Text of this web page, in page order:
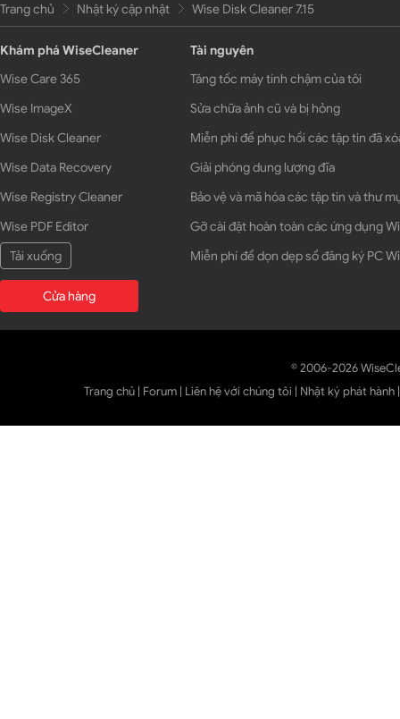
Trang chủ Nhật ký cập nhật Wise Disk Cleaner 7.15
Khám phá WiseCleaner
Wise Care 365
Wise ImageX
Wise Disk Cleaner
Wise Data Recovery
Wise Registry Cleaner
Wise PDF Editor
Tải xuống
Cửa hàng
Tài nguyên
Tăng tốc máy tính chậm của tôi
Sửa chữa ảnh cũ và bị hỏng
Miễn phí để phục hồi các tập tin đã
Giải phóng dung lượng đĩa
Bảo vệ và mã hóa các tập tin và thư
Gỡ cài đặt hoàn toàn các ứng dụng
Miễn phí để dọn dẹp sổ đăng ký PC
© 2006-2026
Trang chủ | Forum | Liên hệ với chúng tôi | Nhật ký phát hành